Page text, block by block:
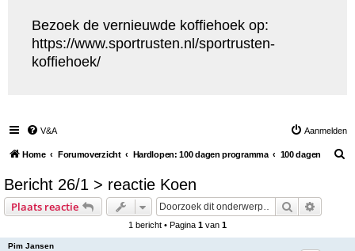
Bezoek de vernieuwde koffiehoek op:
https://www.sportrusten.nl/sportrusten-
koffiehoek/
V&A Aanmelden
Home Forumoverzicht Hardlopen: 100 dagen programma 100 dagen
Bericht 26/1 > reactie Koen
Plaats reactie Zoek
1 bericht • Pagina 1 van 1
Pim Jansen